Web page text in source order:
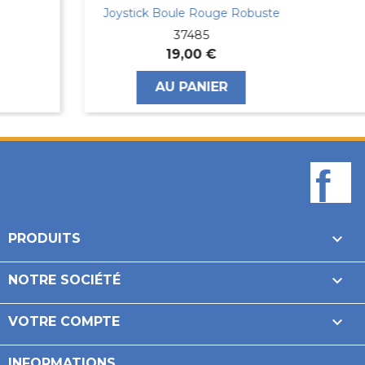
Joystick Boule Rouge Robuste
AU PANIER
PRODUITS 
NOTRE SOCIÉTÉ 
VOTRE COMPTE 